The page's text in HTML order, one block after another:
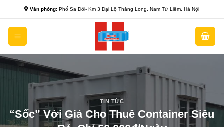
content
Văn phòng: Phố Sa Đôi- Km 3 Đại Lộ Thăng Long, Nam Từ Liêm, Hà Nội
TIN TỨC
“Sốc” Với Giá Cho Thuê Container Siêu